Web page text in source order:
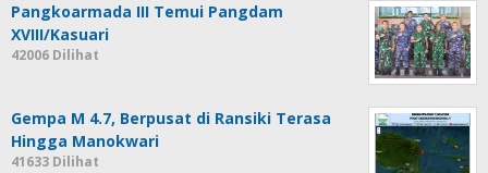
Pangkoarmada III Temui Pangdam
XVIII/Kasuari
42006 Dilihat
Gempa M 4.7, Berpusat di Ransiki Terasa
Hingga Manokwari
41633 Dilihat